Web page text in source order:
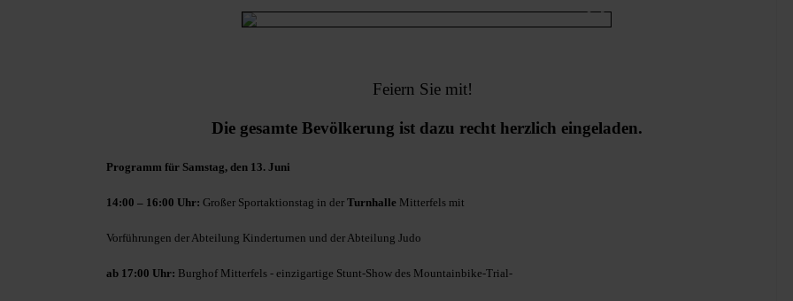
Feiern Sie mit!
Die gesamte Bevölkerung ist dazu recht herzlich eingeladen.
Programm für Samstag, den 13. Juni
14:00 – 16:00 Uhr: Großer Sportaktionstag in der Turnhalle Mitterfels mit
Vorführungen der Abteilung Kinderturnen und der Abteilung Judo
ab 17:00 Uhr: Burghof Mitterfels - einzigartige Stunt-Show des Mountainbike-Trial-